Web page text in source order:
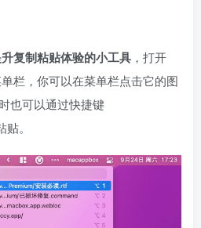
复制粘贴体验的小工具 ，打开
栏，你可以在菜单栏点击它的图
也可以通过快捷键
。